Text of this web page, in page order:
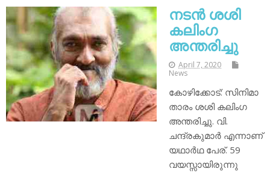
നടന്‍ ശശി
കലിംഗ
അന്തരിച്ചു
April 7, 2020
News
കോഴിക്കോട്: സിനിമാ
താരം ശശി കലിംഗ
അന്തരിച്ചു. വി.
ചന്ദ്രകുമാര്‍ എന്നാണ്
യഥാര്‍ഥ പേര്. 59
വയസ്സായിരുന്നു